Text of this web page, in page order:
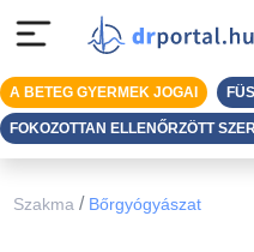
Szakma / Bőrgyógyászat
A BETEG GYERMEK JOGAI
FOKOZOTTAN ELLENŐRZÖTT